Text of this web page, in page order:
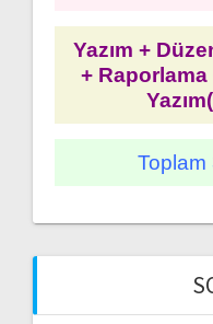
Yazım +
+ Raporlama
Toplam